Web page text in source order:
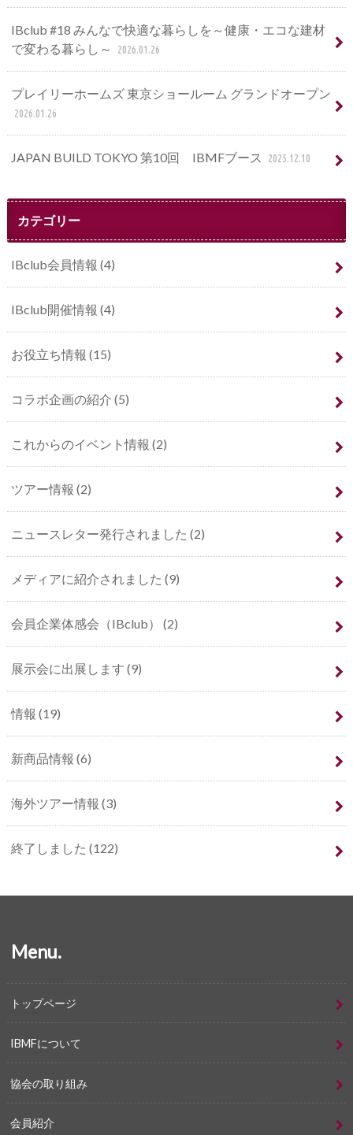
IBclub #18 みんなで快適な暮らしを～健康・エコな建材
で変わる暮らし～
2026.01.26
プレイリーホームズ 東京ショールーム グランドオープン
2026.01.26
JAPAN BUILD TOKYO 第10回 IBMFブース 2025.12.10
カテゴリー
IBclub会員情報 (4)
IBclub開催情報 (4)
お役立ち情報 (15)
コラボ企画の紹介 (5)
これからのイベント情報 (2)
ツアー情報 (2)
ニュースレター発行されました (2)
メディアに紹介されました (9)
会員企業体感会（IBclub） (2)
展示会に出展します (9)
情報 (19)
新商品情報 (6)
海外ツアー情報 (3)
終了しました (122)
Menu.
トップページ
IBMFについて
協会の取り組み
会員紹介